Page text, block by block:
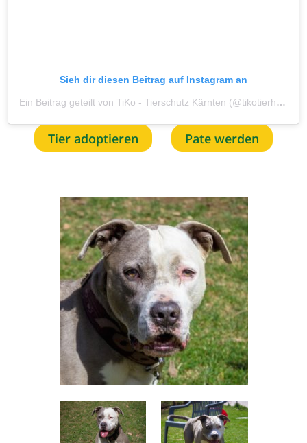
Sieh dir diesen Beitrag auf Instagram an
Ein Beitrag geteilt von TiKo - Tierschutz Kärnten (@tikotierheim)
Tier adoptieren Pate werden